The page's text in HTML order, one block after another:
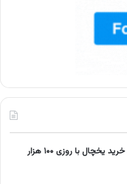
آگهی سرای ایرانی، خرید یخچال با روزی ۱۰۰ هزار